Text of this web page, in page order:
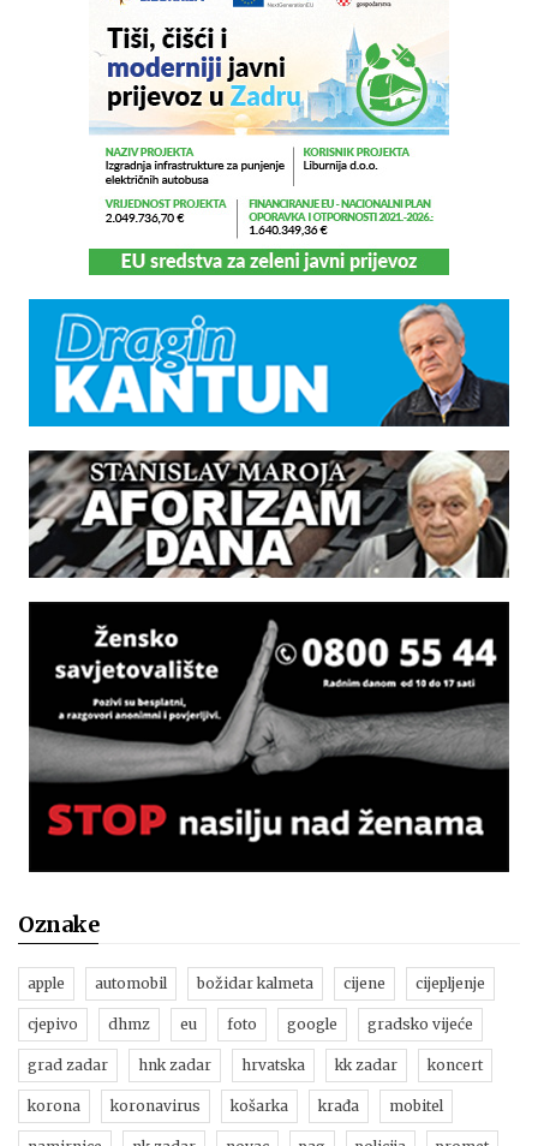
Oznake
apple automobil božidar kalmeta cijene cijepljenje
cjepivo dhmz eu foto google gradsko vijeće
grad zadar hnk zadar hrvatska kk zadar koncert
korona koronavirus košarka krađa mobitel